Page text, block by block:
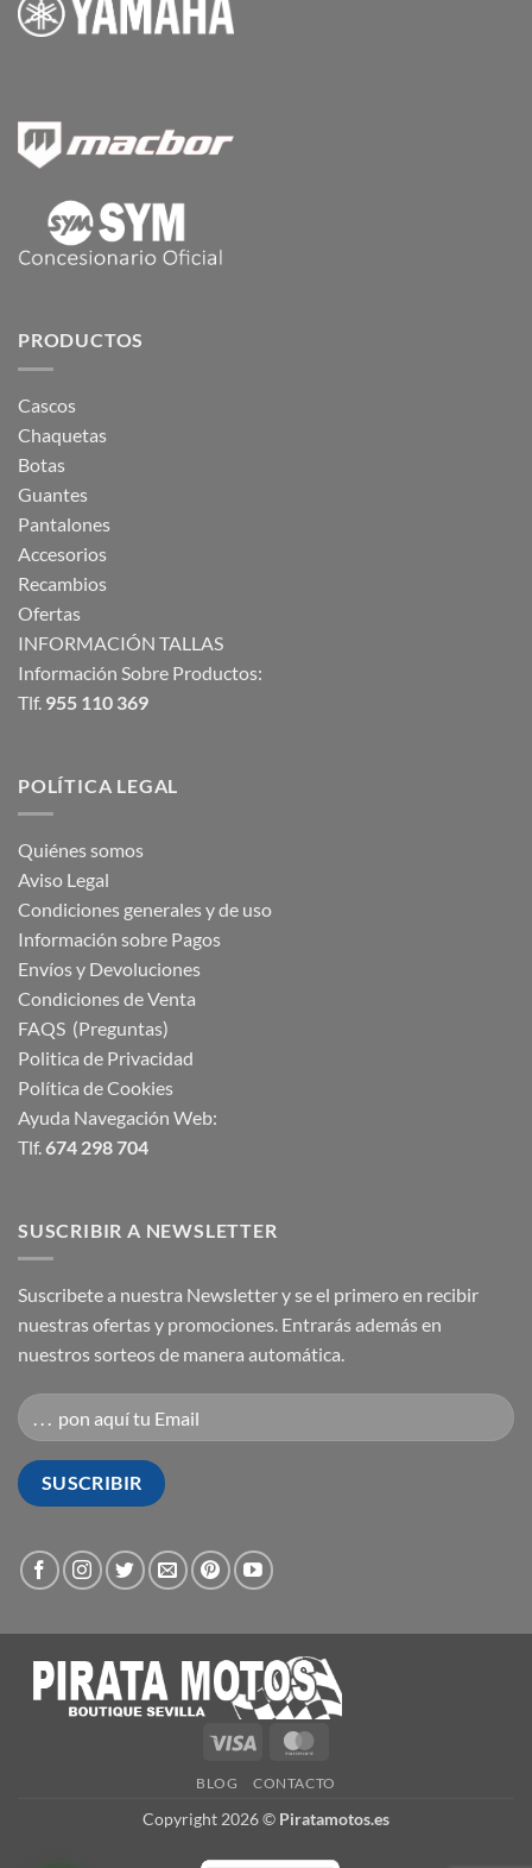
PRODUCTOS
Cascos
Chaquetas
Botas
Guantes
Pantalones
Accesorios
Recambios
Ofertas
INFORMACIÓN TALLAS
Información Sobre Productos:
Tlf. 955 110 369
POLÍTICA LEGAL
Quiénes somos
Aviso Legal
Condiciones generales y de uso
Información sobre Pagos
Envíos y Devoluciones
Condiciones de Venta
FAQS (Preguntas)
Politica de Privacidad
Política de Cookies
Ayuda Navegación Web:
Tlf.674 298 704
SUSCRIBIR A NEWSLETTER
Suscribete a nuestra Newsletter y se el primero en recibir
nuestras ofertas y promociones. Entrarás además en
nuestros sorteos de manera automática.
Visa
BLOG CONTACTO
Copyright 2026 © Piratamotos.es